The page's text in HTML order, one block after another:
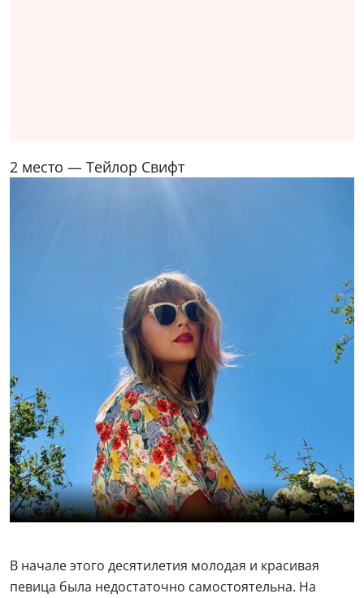
2 место — Тейлор Свифт
В начале этого десятилетия молодая и красивая
певица была недостаточно самостоятельна. На